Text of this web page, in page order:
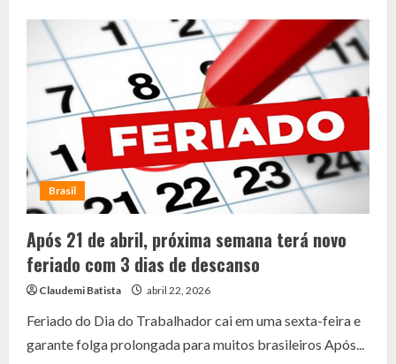
laudo
IML,
admite
ter
atingido
enfermeira
sem
querer
Brasil
Após 21 de abril, próxima semana terá novo
feriado com 3 dias de descanso
Claudemi Batista abril 22, 2026
Feriado do Dia do Trabalhador cai em uma sexta-feira e
garante folga prolongada para muitos brasileiros Após...